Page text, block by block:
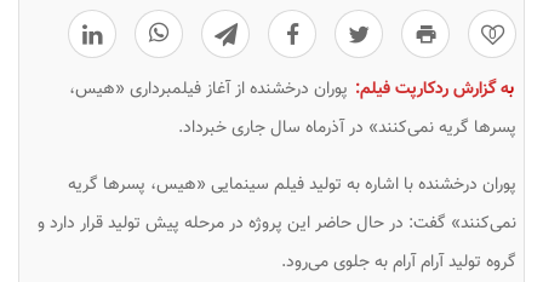
0
به گزارش ردکارپت فیلم: پوران درخشنده از آغاز فیلمبرداری «هیس،
پسرها گریه نمی‌کنند» در آذرماه سال جاری خبرداد.
پوران درخشنده با اشاره به تولید فیلم سینمایی «هیس، پسرها گریه
نمی‌کنند» گفت: در حال حاضر این پروژه در مرحله پیش تولید قرار دارد و
گروه تولید آرام آرام به جلوی می‌رود.